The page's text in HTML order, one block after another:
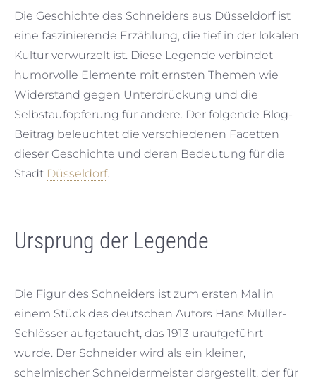
Die Geschichte des Schneiders aus Düsseldorf ist
eine faszinierende Erzählung, die tief in der lokalen
Kultur verwurzelt ist. Diese Legende verbindet
humorvolle Elemente mit ernsten Themen wie
Widerstand gegen Unterdrückung und die
Selbstaufopferung für andere. Der folgende Blog-
Beitrag beleuchtet die verschiedenen Facetten
dieser Geschichte und deren Bedeutung für die
Stadt Düsseldorf.
Ursprung der Legende
Die Figur des Schneiders ist zum ersten Mal in
einem Stück des deutschen Autors Hans Müller-
Schlösser aufgetaucht, das 1913 uraufgeführt
wurde. Der Schneider wird als ein kleiner,
schelmischer Schneidermeister dargestellt, der für